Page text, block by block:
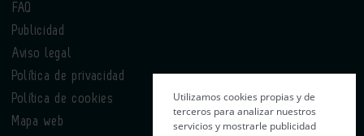
FAQ
Publicidad
Aviso legal
Política de privacidad
Política de cookies
Mapa web
Utilizamos cookies propias y de
terceros para analizar nuestros
servicios y mostrarle publicidad